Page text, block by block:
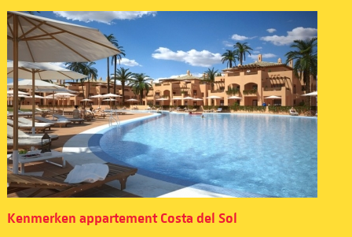
Kenmerken appartement Costa del Sol